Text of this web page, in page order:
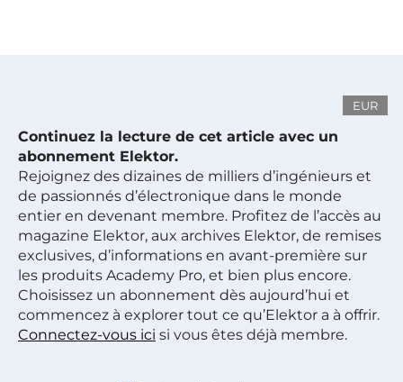
EUR
Continuez la lecture de cet article avec un
abonnement Elektor.
Rejoignez des dizaines de milliers d’ingénieurs et
de passionnés d’électronique dans le monde
entier en devenant membre. Profitez de l’accès au
magazine Elektor, aux archives Elektor, de remises
exclusives, d’informations en avant-première sur
les produits Academy Pro, et bien plus encore.
Choisissez un abonnement dès aujourd’hui et
commencez à explorer tout ce qu’Elektor a à offrir.
Connectez-vous ici si vous êtes déjà membre.